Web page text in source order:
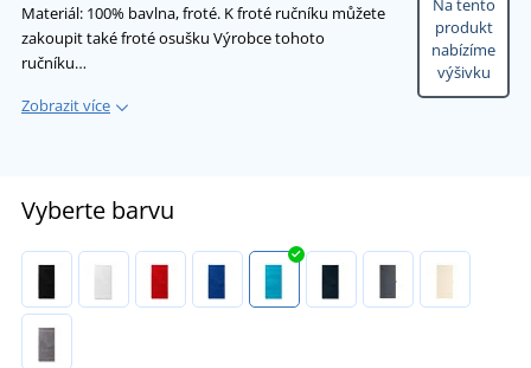
Materiál: 100% bavlna, froté. K froté ručníku můžete
zakoupit také froté osušku Výrobce tohoto
ručníku…
Zobrazit více
Na tento
produkt
nabízíme
výšivku
Vyberte barvu